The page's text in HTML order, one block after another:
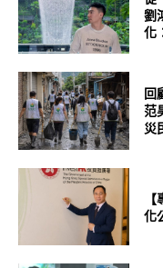
劉
化
回
范
災
化